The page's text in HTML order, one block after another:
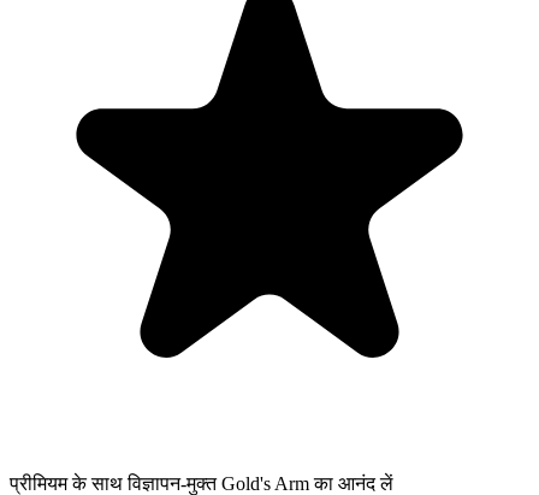
प्रीमियम के साथ विज्ञापन-मुक्त Gold's Arm का आनंद लें